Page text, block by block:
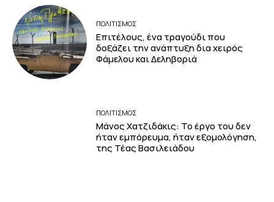
ΠΟΛΙΤΙΣΜΟΣ
Επιτέλους, ένα τραγούδι που
δοξάζει την ανάπτυξη δια χειρός
Φάμελου και Δεληβοριά
ΠΟΛΙΤΙΣΜΟΣ
Μάνος Χατζιδάκις: Το έργο του δεν
ήταν εμπόρευμα, ήταν εξομολόγηση,
της Τέας Βασιλειάδου